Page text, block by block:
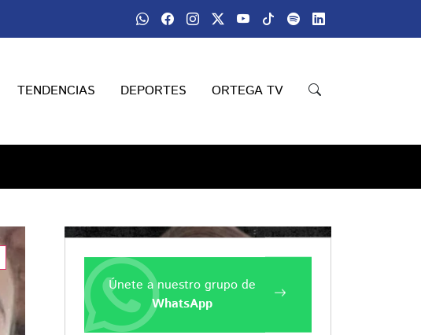
TENDENCIAS DEPORTES ORTEGA TV
Compartir
Únete a nuestro grupo de
WhatsApp